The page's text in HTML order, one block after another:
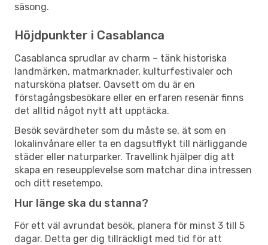
säsong.
Höjdpunkter i Casablanca
Casablanca sprudlar av charm – tänk historiska
landmärken, matmarknader, kulturfestivaler och
natursköna platser. Oavsett om du är en
förstagångsbesökare eller en erfaren resenär finns
det alltid något nytt att upptäcka.
Besök sevärdheter som du måste se, ät som en
lokalinvånare eller ta en dagsutflykt till närliggande
städer eller naturparker. Travellink hjälper dig att
skapa en reseupplevelse som matchar dina intressen
och ditt resetempo.
Hur länge ska du stanna?
För ett väl avrundat besök, planera för minst 3 till 5
dagar. Detta ger dig tillräckligt med tid för att